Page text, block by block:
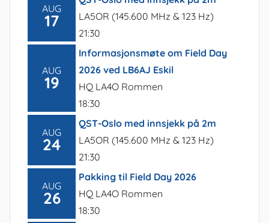
AUG
17
LA5OR (145.600 MHz & 123 Hz)
21:30
AUG
19
Informasjonsmøte om Field Day
2026 ved LB6AJ Eskil
HQ LA4O Rommen
18:30
AUG
24
QST-Oslo med innsjekk på 2m
LA5OR (145.600 MHz & 123 Hz)
21:30
AUG
26
Pakking til Field Day 2026
HQ LA4O Rommen
18:30